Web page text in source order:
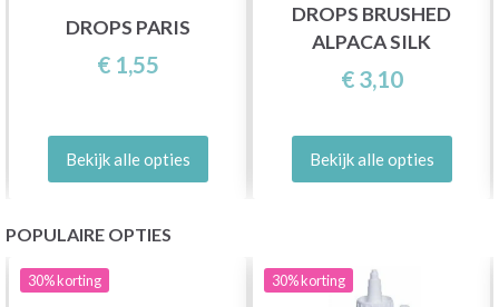
DROPS PARIS
€ 1,55
Bekijk alle opties
DROPS BRUSHED
ALPACA SILK
€ 3,10
Bekijk alle opties
POPULAIRE OPTIES
30%korting 30%korting